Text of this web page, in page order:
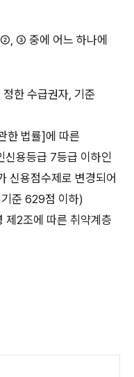
③ 중에 어느 하나에
한 수급권자, 기준
한 법률]에 따른
신용등급 7등급 이하인
신용점수제로 변경되어
준 629점 이하)
2조에 따른 취약계층